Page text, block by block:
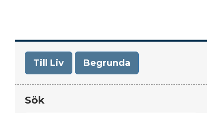
Till Liv Begrunda
Sök